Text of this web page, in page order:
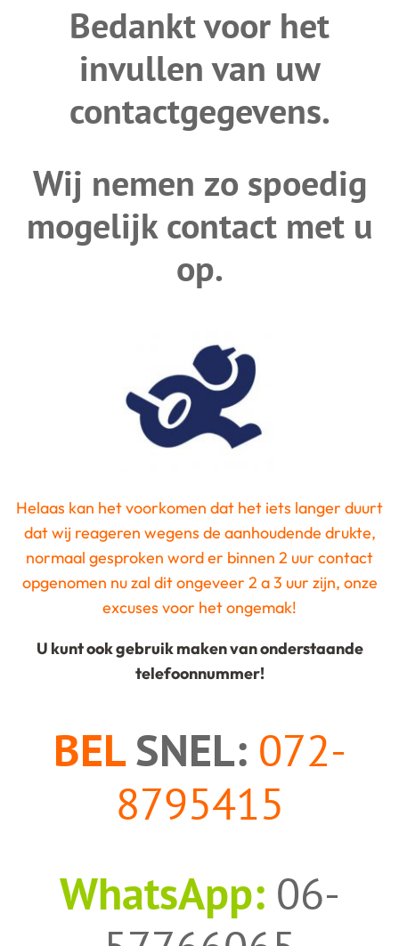
Bedankt voor het
invullen van uw
contactgegevens.
Wij nemen zo spoedig
mogelijk contact met u
op.
Helaas kan het voorkomen dat het iets langer duurt
dat wij reageren wegens de aanhoudende drukte,
normaal gesproken word er binnen 2 uur contact
opgenomen nu zal dit ongeveer 2 a 3 uur zijn, onze
excuses voor het ongemak!
U kunt ook gebruik maken van onderstaande
telefoonnummer!
BELSNEL: 072-
8795415
WhatsApp: 06-